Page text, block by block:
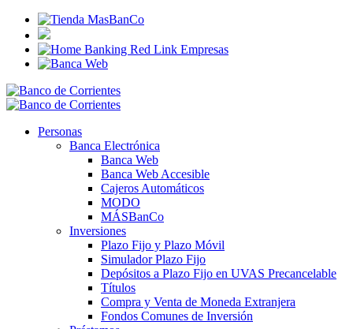
Personas
Banca Electrónica
Banca Web
Banca Web Accesible
Cajeros Automáticos
MODO
MÁSBanCo
Inversiones
Plazo Fijo y Plazo Móvil
Simulador Plazo Fijo
Depósitos a Plazo Fijo en UVAS Precancelable
Títulos
Compra y Venta de Moneda Extranjera
Fondos Comunes de Inversión